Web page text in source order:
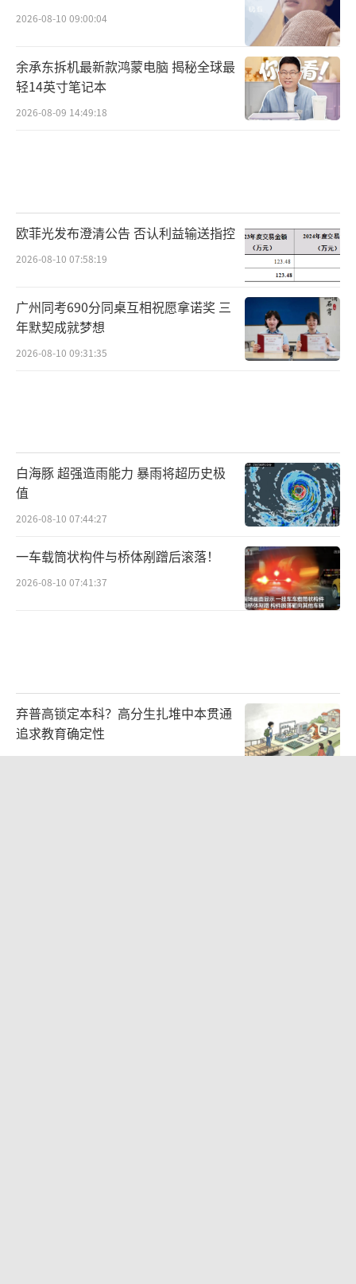
2026-08-10 09:00:04
余承东拆机最新款鸿蒙电脑 揭秘全球最
轻14英寸笔记本
2026-08-09 14:49:18
欧菲光发布澄清公告 否认利益输送指控
2026-08-10 07:58:19
广州同考690分同桌互相祝愿拿诺奖 三
年默契成就梦想
2026-08-10 09:31:35
白海豚 超强造雨能力 暴雨将超历史极
值
2026-08-10 07:44:27
一车载筒状构件与桥体剐蹭后滚落！
2026-08-10 07:41:37
弃普高锁定本科？高分生扎堆中本贯通
追求教育确定性
2026-08-03 16:57:02